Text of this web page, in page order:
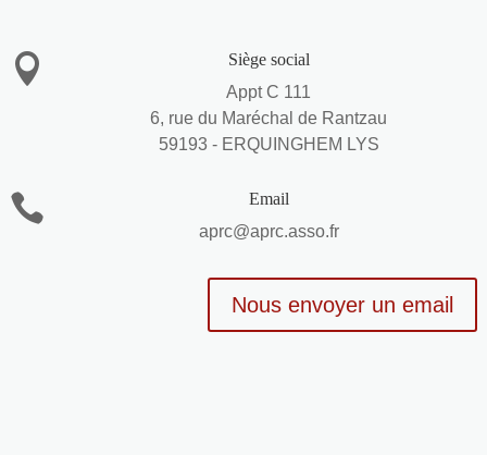

Siège social
Appt C 111
6, rue du Maréchal de Rantzau
59193 - ERQUINGHEM LYS

Email
aprc@aprc.asso.fr
Nous envoyer un email